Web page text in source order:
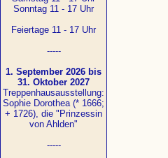
Sonntag 11 - 17 Uhr
Feiertage 11 - 17 Uhr
-----
1. September 2026 bis
31. Oktober 2027
Treppenhausausstellung:
Sophie Dorothea (* 1666;
+ 1726), die "Prinzessin
von Ahlden"
-----